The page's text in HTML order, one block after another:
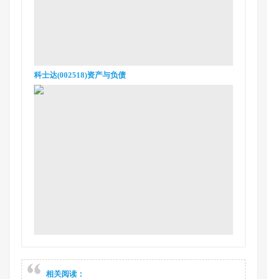
科士达(002518)资产与负债
相关阅读：